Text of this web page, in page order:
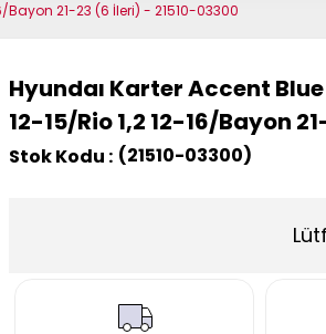
Bayon 21-23 (6 İleri) - 21510-03300
Hyundaı Karter Accent Blue
12-15/Rio 1,2 12-16/Bayon
(21510-03300)